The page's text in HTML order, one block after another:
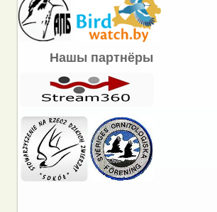
Нашы партнёры